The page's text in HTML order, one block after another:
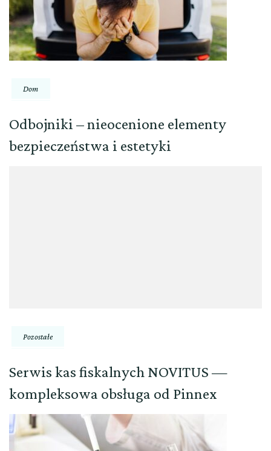
Dom
Odbojniki – nieocenione elementy
bezpieczeństwa i estetyki
Pozostałe
Serwis kas fiskalnych NOVITUS —
kompleksowa obsługa od Pinnex